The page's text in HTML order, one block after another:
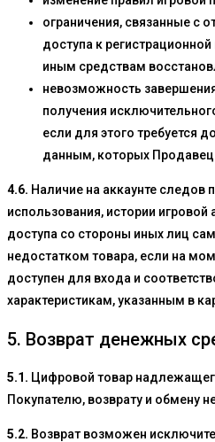
ограничения, связанные с
доступа к
иным средствам
невозможность
получения
если для этого требуется
данным, которых
4.6. Наличие на аккаунте следов
использования, истории
доступа со стороны иных лиц
недостатком товара, если на
доступен для входа и
характеристикам, указанным в
5. Возврат денежных
5.1. Цифровой товар
Покупателю, возврату и обмену
5.2. Возврат возможен